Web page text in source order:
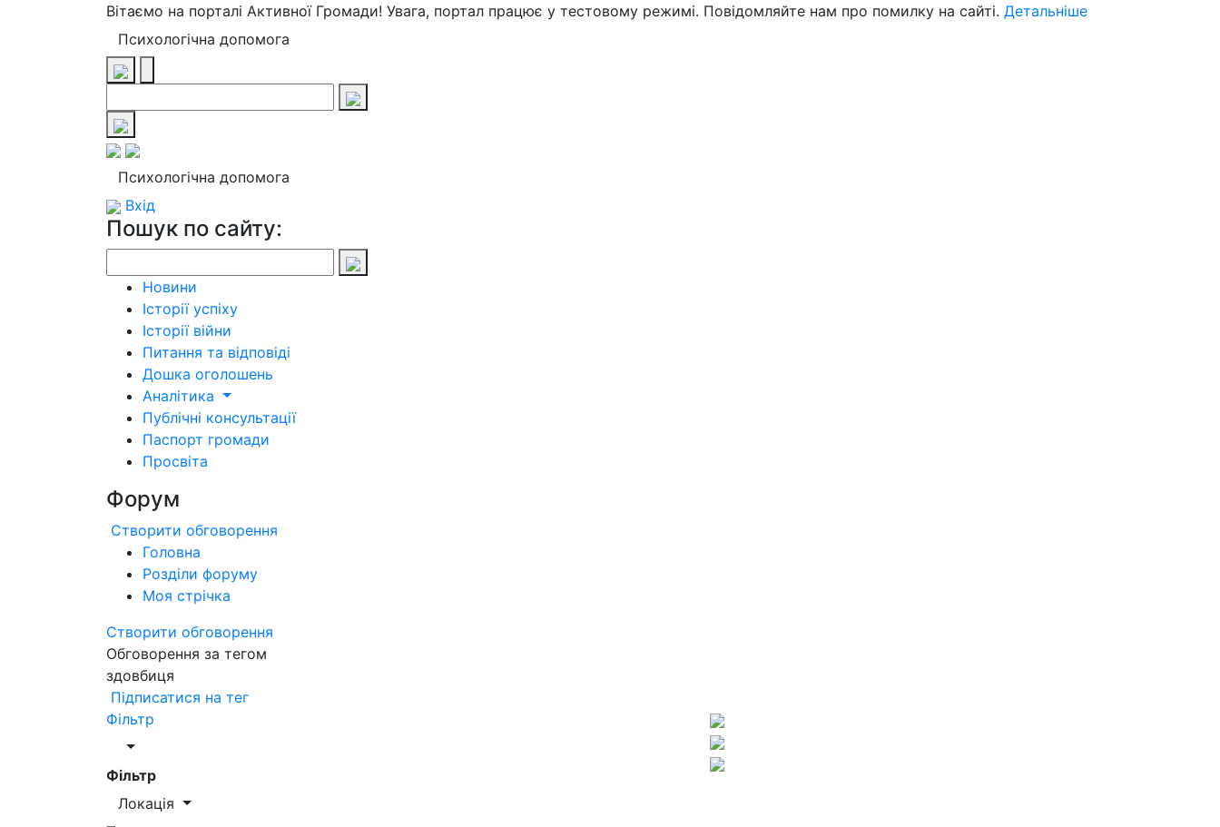
Вітаємо на порталі Активної Громади! Увага, портал працює у тестовому режимі. Повідомляйте нам про помилку на сайті. Детальніше
Психологічна допомога
Психологічна допомога
Вхід
Пошук по сайту:
Новини
Історії успіху
Історії війни
Питання та відповіді
Дошка оголошень
Аналітика
Публічні консультації
Паспорт громади
Просвіта
Форум
Створити обговорення
Головна
Розділи форуму
Моя стрічка
Створити обговорення
Обговорення за тегом
здовбиця
Підписатися на тег
Фільтр
Фільтр
Локація